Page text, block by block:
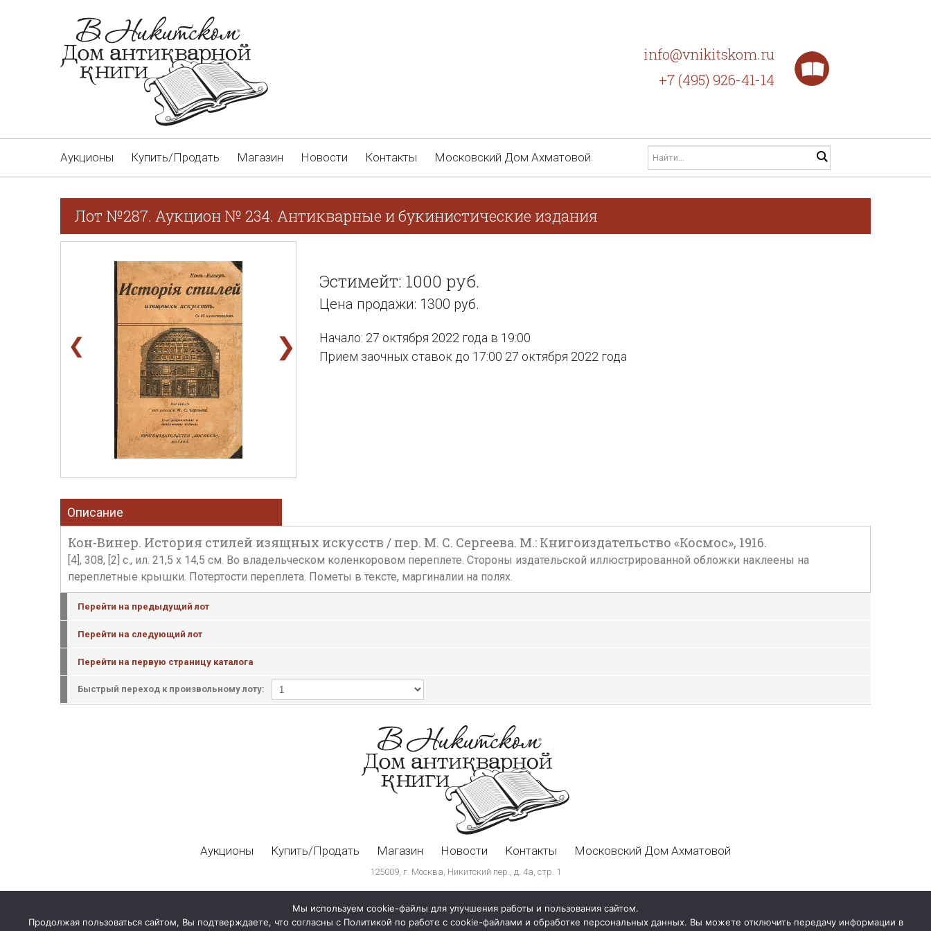
info@vnikitskom.ru
+7 (495) 926-41-14
Аукционы Купить/Продать Магазин Новости Контакты Московский Дом Ахматовой
Лот №287. Аукцион № 234. Антикварные и букинистические издания
❮ ❯
Эстимейт: 1000 руб.
Цена продажи: 1300 руб.
Начало: 27 октября 2022 года в 19:00
Прием заочных ставок до 17:00 27 октября 2022 года
Описание
Кон-Винер. История стилей изящных искусств / пер. М. С. Сергеева. М.: Книгоиздательство «Космос», 1916.
[4], 308, [2] c., ил. 21,5 х 14,5 см. Во владельческом коленкоровом переплете. Стороны издательской иллюстрированной обложки наклеены на
переплетные крышки. Потертости переплета. Пометы в тексте, маргиналии на полях.
Перейти на предыдущий лот
Перейти на следующий лот
Перейти на первую страницу каталога
Быстрый переход к произвольному лоту:
Аукционы Купить/Продать Магазин Новости Контакты Московский Дом Ахматовой
125009, г. Москва, Никитский пер., д. 4а, стр. 1
Мы используем cookie-файлы для улучшения работы и пользования сайтом.
Продолжая пользоваться сайтом, Вы подтверждаете, что согласны с Политикой по работе с cookie-файлами и обработке персональных данных. Вы можете отключить передачу информации в